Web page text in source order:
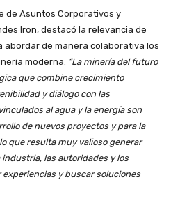
de Asuntos Corporativos y
Iron, destacó la relevancia de
abordar de manera colaborativa los
moderna. “La minería del futuro
que combine crecimiento
y diálogo con las
al agua y la energía son
de nuevos proyectos y para la
que resulta muy valioso generar
las autoridades y los
y buscar soluciones